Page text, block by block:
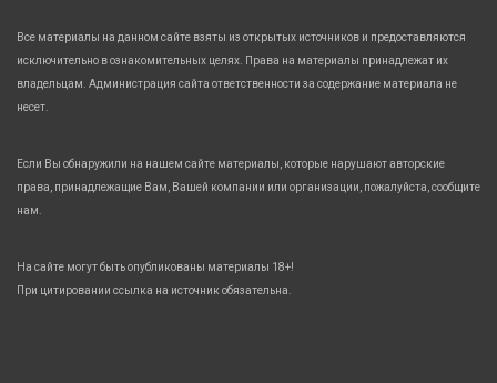
Все материалы на данном сайте взяты из открытых источников и предоставляются
исключительно в ознакомительных целях. Права на материалы принадлежат их
владельцам. Администрация сайта ответственности за содержание материала не
несет.
Если Вы обнаружили на нашем сайте материалы, которые нарушают авторские
права, принадлежащие Вам, Вашей компании или организации, пожалуйста, сообщите
нам.
На сайте могут быть опубликованы материалы 18+!
При цитировании ссылка на источник обязательна.